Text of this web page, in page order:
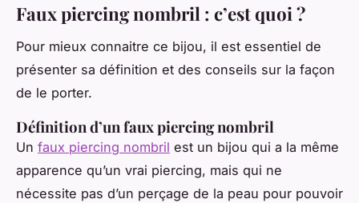
Faux piercing nombril : c’est quoi ?
Pour mieux connaitre ce bijou, il est essentiel de
présenter sa définition et des conseils sur la façon
de le porter.
Définition d’un faux piercing nombril
Un faux piercing nombril est un bijou qui a la même
apparence qu’un vrai piercing, mais qui ne
nécessite pas d’un perçage de la peau pour pouvoir